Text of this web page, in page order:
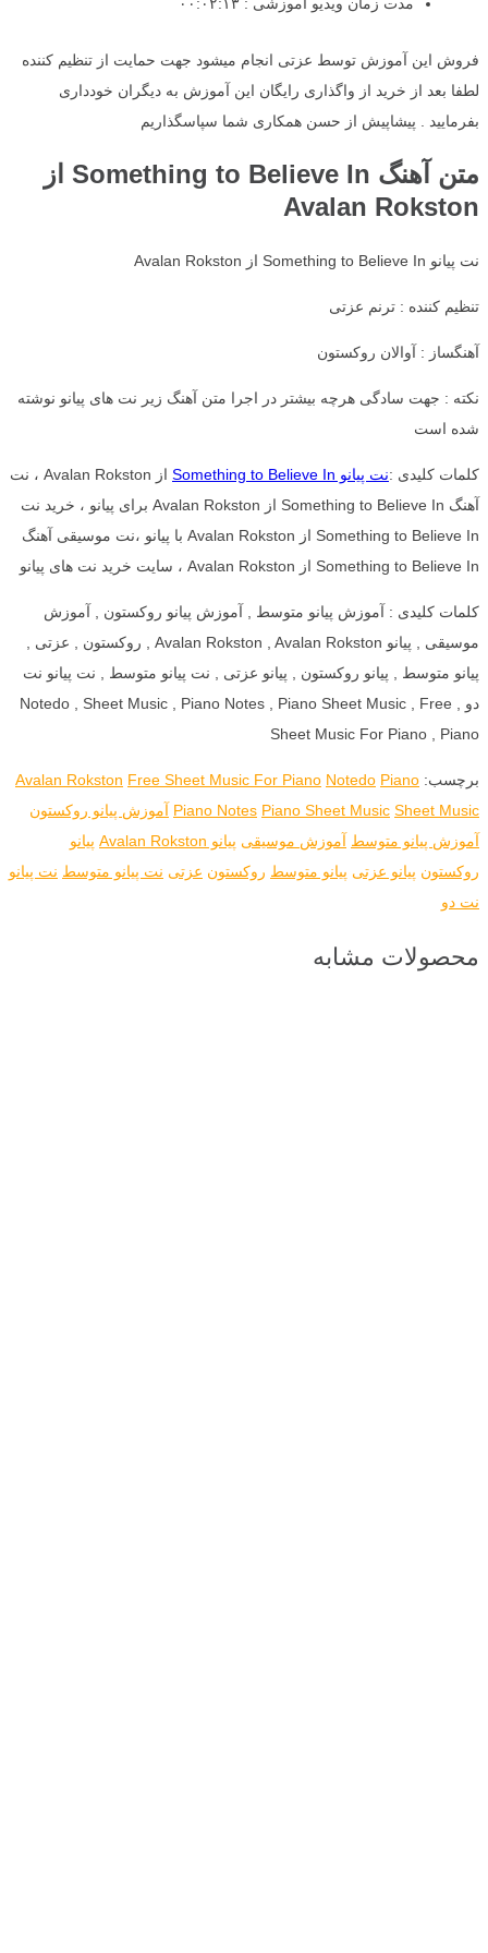
فروش این آموزش توسط عزتی انجام میشود جهت حمایت از تنظیم کننده
لطفا بعد از خرید از واگذاری رایگان این آموزش به دیگران خودداری
بفرمایید . پیشاپیش از حسن همکاری شما سپاسگذاریم
متن آهنگ Something to Believe In از
Avalan Rokston
نت پیانو Something to Believe In از Avalan Rokston
تنظیم کننده : ترنم عزتی
آهنگساز : آوالان روکستون
نکته : جهت سادگی هرچه بیشتر در اجرا متن آهنگ زیر نت های پیانو نوشته
شده است
کلمات کلیدی :نت پیانو Something to Believe In
از Avalan Rokston ، نت
آهنگ Something to Believe In از Avalan Rokston برای پیانو ، خرید نت
Something to Believe In از Avalan Rokston با پیانو ،نت موسیقی آهنگ
Something to Believe In از Avalan Rokston ، سایت خرید نت های پیانو
کلمات کلیدی : آموزش پیانو متوسط , آموزش پیانو روکستون , آموزش
موسیقی , پیانو Avalan Rokston , Avalan Rokston , روکستون , عزتی ,
پیانو متوسط , پیانو روکستون , پیانو عزتی , نت پیانو متوسط , نت پیانو نت
دو , Notedo , Sheet Music , Piano Notes , Piano Sheet Music , Free
Sheet Music For Piano , Piano
برچسب: Avalan Rokston Free Sheet Music For Piano Notedo Piano
Piano Notes Piano Sheet Music Sheet Music
آموزش پیانو روکستون
آموزش پیانو متوسط آموزش موسیقی پیانو Avalan Rokston
پیانو
روکستون پیانو عزتی پیانو متوسط روکستون عزتی نت پیانو متوسط نت پیانو
نت دو
محصولات مشابه